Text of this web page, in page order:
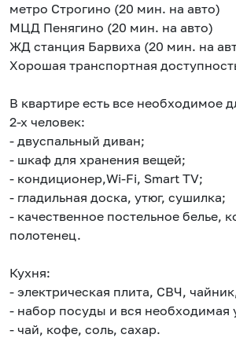
метро Строгино (20 мин. на авто)
МЦД Пенягино (20 мин. на авто)
ЖД станция Барвиха (20 мин. на
Хорошая транспортная
В квартире есть все необходимое
2-х человек:
- двуспальный диван;
- шкаф для хранения вещей;
- кондиционер,Wi-Fi, Smart TV;
- гладильная доска, утюг, сушилка;
- качественное постельное белье,
полотенец.
Кухня:
- электрическая плита,
- набор посуды и вся необходимая
- чай, кофе, соль, сахар.